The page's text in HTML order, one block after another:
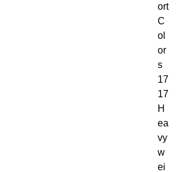
ort
C
ol
or
s
17
17
H
ea
vy
w
ei